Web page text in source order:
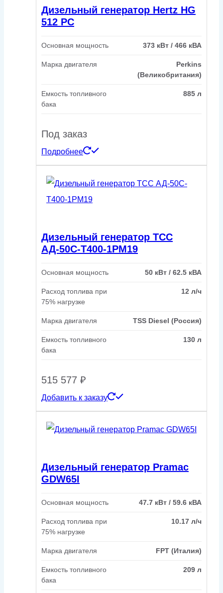
Дизельный генератор Hertz HG
512 PC
Основная мощность 373 кВт / 466 кВА
Марка двигателя
Perkins
(Великобритания)
Емкость топливного
бака
885 л
Под заказ
Подробнее
Дизельный генератор ТСС
АД-50С-Т400-1РМ19
Основная мощность 50 кВт / 62.5 кВА
Расход топлива при
75% нагрузке
12 л/ч
Марка двигателя TSS Diesel (Россия)
Емкость топливного
бака
130 л
515 577 ₽
Добавить к заказу
Дизельный генератор Pramac
GDW65I
Основная мощность 47.7 кВт / 59.6 кВА
Расход топлива при
75% нагрузке
10.17 л/ч
Марка двигателя FPT (Италия)
Емкость топливного
бака
209 л